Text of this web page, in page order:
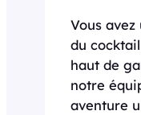
Vous avez
du
haut de
notre
aventure